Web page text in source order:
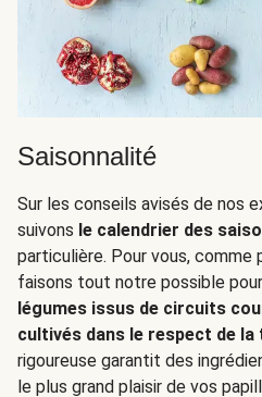
Saisonnalité
Sur les conseils avisés de nos
suivons le calendrier des
particulière. Pour vous, comme
faisons tout notre possible
légumes issus de circuits
cultivés dans le respect de la
rigoureuse garantit des
le plus grand plaisir de vos